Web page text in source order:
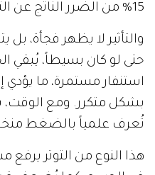
15% من الضرر الناتج عن التدخين، بحسب الدراسات.
والتأثير لا يظهر فجأة، بل
حتى لو كان بسيطاً، يُبقي
استنفار مستمرة، ما يؤدي
بشكل متكرر. ومع الوقت،
تُعرف علمياً بالضغط
هذا النوع من التوتر